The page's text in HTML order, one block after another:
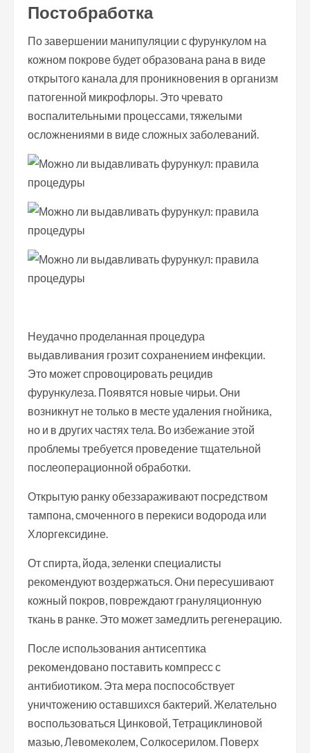
Постобработка
По завершении манипуляции с фурункулом на
кожном покрове будет образована рана в виде
открытого канала для проникновения в организм
патогенной микрофлоры. Это чревато
воспалительными процессами, тяжелыми
осложнениями в виде сложных заболеваний.
Неудачно проделанная процедура
выдавливания грозит сохранением инфекции.
Это может спровоцировать рецидив
фурункулеза. Появятся новые чирьи. Они
возникнут не только в месте удаления гнойника,
но и в других частях тела. Во избежание этой
проблемы требуется проведение тщательной
послеоперационной обработки.
Открытую ранку обеззараживают посредством
тампона, смоченного в перекиси водорода или
Хлоргексидине.
От спирта, йода, зеленки специалисты
рекомендуют воздержаться. Они пересушивают
кожный покров, повреждают грануляционную
ткань в ранке. Это может замедлить регенерацию.
После использования антисептика
рекомендовано поставить компресс с
антибиотиком. Эта мера поспособствует
уничтожению оставшихся бактерий. Желательно
воспользоваться Цинковой, Тетрациклиновой
мазью, Левомеколем, Солкосерилом. Поверх